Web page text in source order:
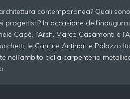
contemporanea? Quali
In occasione
Capè, l’Arch. Marco Casamonti e
le Cantine Antinori e Palazzo
nell’ambito della carpenteria